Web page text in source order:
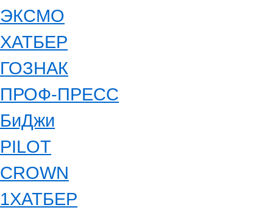
ЭКСМО
ХАТБЕР
ГОЗНАК
ПРОФ-ПРЕСС
БиДжи
PILOT
CROWN
1ХАТБЕР